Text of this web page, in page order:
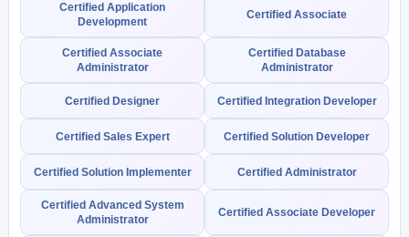
Certified Application
Development
Certified Associate
Certified Associate
Administrator
Certified Database
Administrator
Certified Designer Certified Integration Developer
Certified Sales Expert Certified Solution Developer
Certified Solution Implementer Certified Administrator
Certified Advanced System
Administrator
Certified Associate Developer